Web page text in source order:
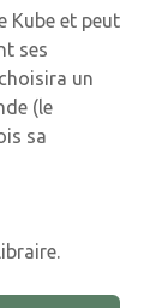
Kube et peut
ses
un
(le
sa